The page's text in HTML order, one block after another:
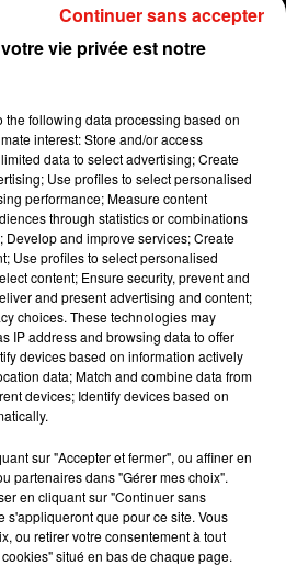
récente à la télévision, Karol
le message simple qu’elle
dans sa musique et ses
créer des chemins et
plupart d’entre nous. »Un
et prometteur pour cette
artiste à suivre.
vie privée est notre
the following data processing based on
interest: Store and/or access
data to select advertising; Create
Use profiles to select personalised
performance; Measure content
through statistics or combinations
Develop and improve services; Create
Use profiles to select personalised
content; Ensure security, prevent and
and present advertising and content;
choices. These technologies may
IP address and browsing data to offer
devices based on information actively
data; Match and combine data from
devices; Identify devices based on
sur "Accepter et fermer", ou affiner en
partenaires dans "Gérer mes choix".
en cliquant sur "Continuer sans
s'appliqueront que pour ce site. Vous
ou retirer votre consentement à tout
situé en bas de chaque page.
Continuer sans accepter